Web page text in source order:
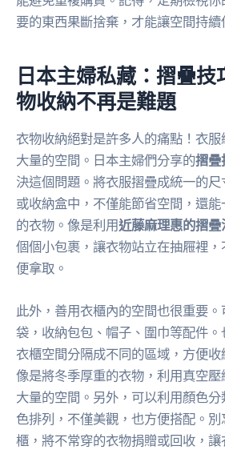
要的東西果斷捨棄，才能讓空間持續
日本主婦私藏：摺疊技
物收納不再是難題
衣物收納絕對是許多人的痛點！衣
大量的空間。日本主婦們分享的摺疊
決這個問題。將衣服摺疊成統一的
或收納盒中，不僅能節省空間，還
的衣物。像是利用近藤麻理惠的摺疊
個個小包裹，讓衣物站立在抽屜裡
便拿取。
此外，善用衣櫃內的空間也很重要
袋，收納包包、帽子、圍巾等配件
衣櫃空間分隔成不同的區域，方便收
像是將冬季厚重的衣物，利用真空
大量的空間。另外，可以利用顏色
色排列，不僅美觀，也方便搭配。
櫃，將不常穿的衣物捐贈或回收，讓